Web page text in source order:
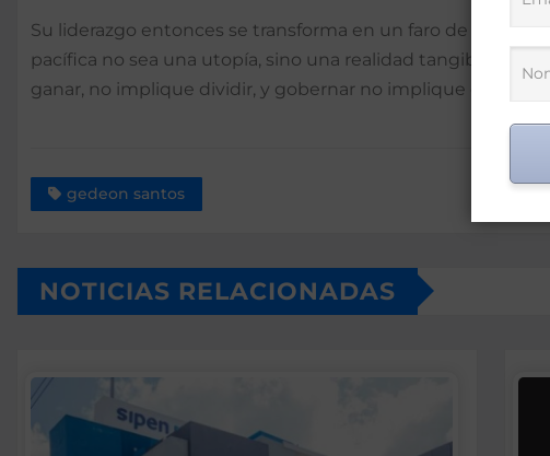
Su liderazgo entonces se transforma en un faro de
pacífica no sea una utopía, sino una realidad tangible que
ganar, no implique dividir, y gobernar no implique cobrar
gedeon santos
NOTICIAS RELACIONADAS